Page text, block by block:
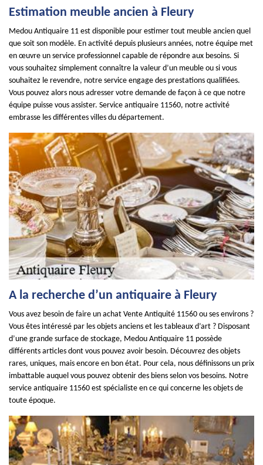
Estimation meuble ancien à Fleury
Medou Antiquaire 11 est disponible pour estimer tout meuble ancien quel
que soit son modèle. En activité depuis plusieurs années, notre équipe met
en œuvre un service professionnel capable de répondre aux besoins. Si
vous souhaitez simplement connaître la valeur d’un meuble ou si vous
souhaitez le revendre, notre service engage des prestations qualifiées.
Vous pouvez alors nous adresser votre demande de façon à ce que notre
équipe puisse vous assister. Service antiquaire 11560, notre activité
embrasse les différentes villes du département.
A la recherche d’un antiquaire à Fleury
Vous avez besoin de faire un achat Vente Antiquité 11560 ou ses environs ?
Vous êtes intéressé par les objets anciens et les tableaux d’art ? Disposant
d’une grande surface de stockage, Medou Antiquaire 11 possède
différents articles dont vous pouvez avoir besoin. Découvrez des objets
rares, uniques, mais encore en bon état. Pour cela, nous définissons un prix
imbattable auquel vous pouvez obtenir des biens selon vos besoins. Notre
service antiquaire 11560 est spécialiste en ce qui concerne les objets de
toute époque.